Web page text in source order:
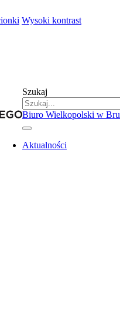
Wysoki kontrast
Szukaj
Biuro Wielkopolski w
Aktualności